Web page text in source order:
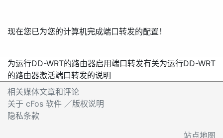
现在您已为您的计算机完成端口转发的配置！
为运行DD-WRT的路由器启用端口转发有关为运行DD-WRT
的路由器激活端口转发的说明
相关媒体文章和评论
关于 cFos 软件 ／版权说明
隐私条款
站点地图